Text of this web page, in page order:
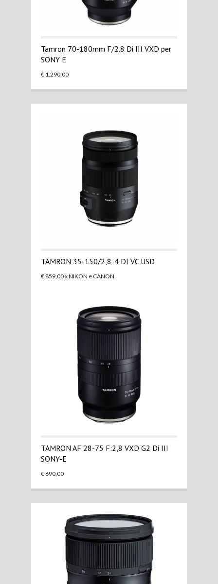
Tamron 70-180mm F/2.8 Di III VXD per
SONY E
€ 1.290,00
TAMRON 35-150/2,8-4 DI VC USD
€ 859,00 x NIKON e CANON
TAMRON AF 28-75 F:2,8 VXD G2 Di III
SONY-E
€ 690,00